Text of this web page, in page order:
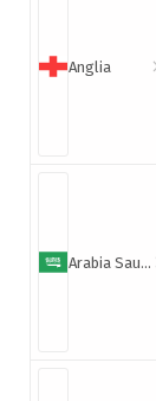
Anglia
Arabia Saudyjska